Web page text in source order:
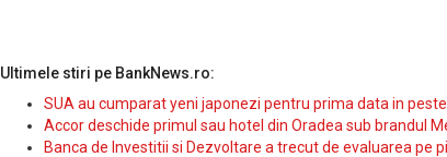
Ultimele stiri pe BankNews.ro:
SUA au cumparat yeni japonezi pentru prima data in
Accor deschide primul sau hotel din Oradea sub brandul
Banca de Investitii si Dezvoltare a trecut de evaluarea pe